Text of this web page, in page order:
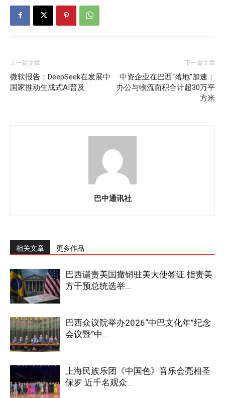
上一篇文章
微软报告：DeepSeek在发展中
国家推动生成式AI普及
下一篇文章
中资企业在巴西“落地”加速：
办公与物流面积合计超30万平
方米
巴中通讯社
相关文章 更多作品
巴西谴责美国撤销驻美大使签证 指责美
方干预总统选举...
巴西众议院举办2026“中巴文化年”纪念
会议暨“中...
上海民族乐团《中国色》音乐会亮相圣
保罗 近千名观众...